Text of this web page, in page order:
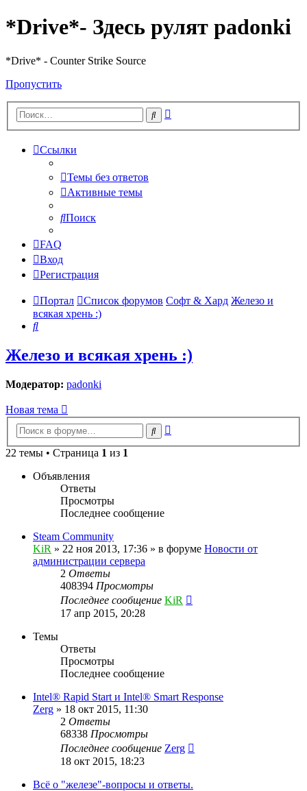
*Drive*- Здесь рулят padonki
*Drive* - Counter Strike Source
Пропустить
Поиск
Ссылки
Темы без ответов
Активные темы
Поиск
FAQ
Вход
Регистрация
Портал Список форумов Софт & Хард Железо и
всякая хрень :)
Поиск
Железо и всякая хрень :)
Модератор: padonki
Новая тема
Поиск
22 темы • Страница 1 из 1
Объявления
Ответы
Просмотры
Последнее сообщение
Steam Community
KiR » 22 ноя 2013, 17:36 » в форуме Новости от
администрации сервера
2 Ответы
408394 Просмотры
Последнее сообщение KiR
17 апр 2015, 20:28
Темы
Ответы
Просмотры
Последнее сообщение
Intel® Rapid Start и Intel® Smart Response
Zerg » 18 окт 2015, 11:30
2 Ответы
68338 Просмотры
Последнее сообщение Zerg
18 окт 2015, 18:23
Всё о "железе"-вопросы и ответы.